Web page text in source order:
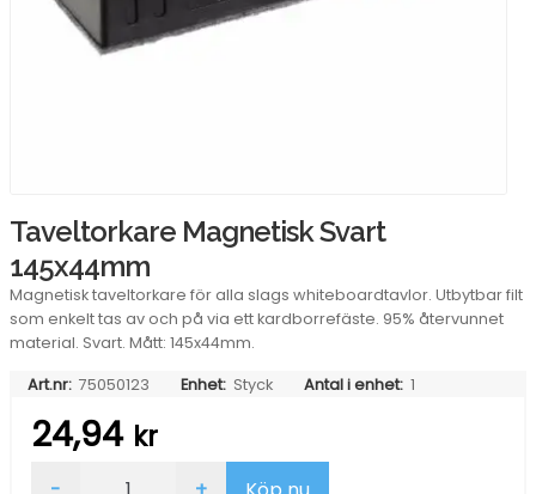
Taveltorkare Magnetisk Svart
145x44mm
Magnetisk taveltorkare för alla slags whiteboardtavlor. Utbytbar filt
som enkelt tas av och på via ett kardborrefäste. 95% återvunnet
material. Svart. Mått: 145x44mm.
Art.nr: 75050123 Enhet: Styck Antal i enhet: 1
24,94 kr